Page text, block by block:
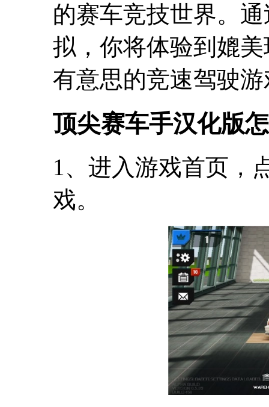
的赛车竞技世界。
拟，你将体验到媲
有意思的竞速驾驶
顶尖赛车手汉化版
1、进入游戏首页，
戏。